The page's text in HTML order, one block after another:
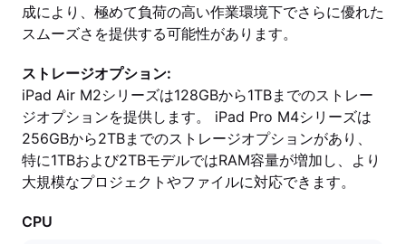
成により、極めて負荷の高い作業環境下でさらに優れた
スムーズさを提供する可能性があります。
ストレージオプション:
iPad Air M2シリーズは128GBから1TBまでのストレー
ジオプションを提供します。 iPad Pro M4シリーズは
256GBから2TBまでのストレージオプションがあり、
特に1TBおよび2TBモデルではRAM容量が増加し、より
大規模なプロジェクトやファイルに対応できます。
CPU